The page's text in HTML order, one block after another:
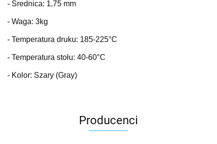
- Średnica: 1,75 mm
- Waga: 3kg
- Temperatura druku: 185-225°C
- Temperatura stołu: 40-60°C
- Kolor: Szary (Gray)
Producenci